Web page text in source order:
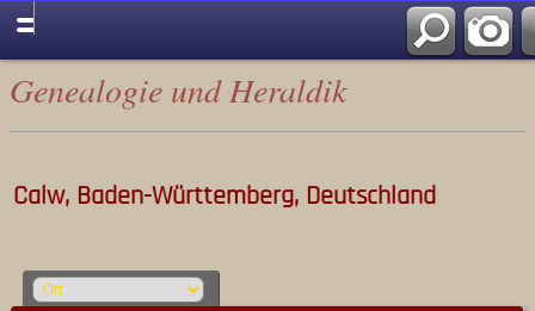
Genealogie und Heraldik
Calw, Baden-Württemberg, Deutschland